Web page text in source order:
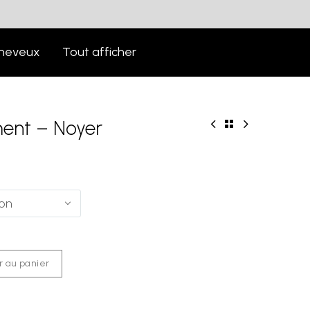
Tout afficher
– Noyer
au panier